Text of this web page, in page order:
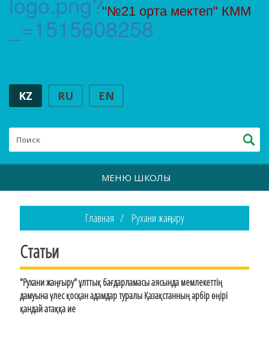
"№21 орта мектеп" КММ
KZ RU EN
МЕНЮ ШКОЛЫ
Главная Рухани жаңғыру
Статьи
"Рухани жаңғыру" ұлттық бағдарламасы аясында мемлекеттің
дамуына үлес қосқан адамдар туралы Қазақстанның әрбір өңірі
қандай атаққа ие